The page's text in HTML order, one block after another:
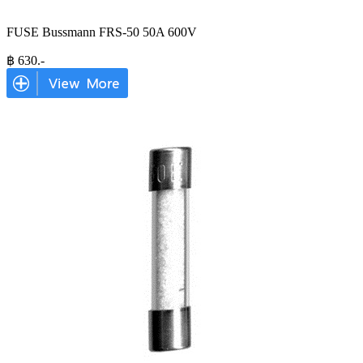
FUSE Bussmann FRS-50 50A 600V
฿ 630.-